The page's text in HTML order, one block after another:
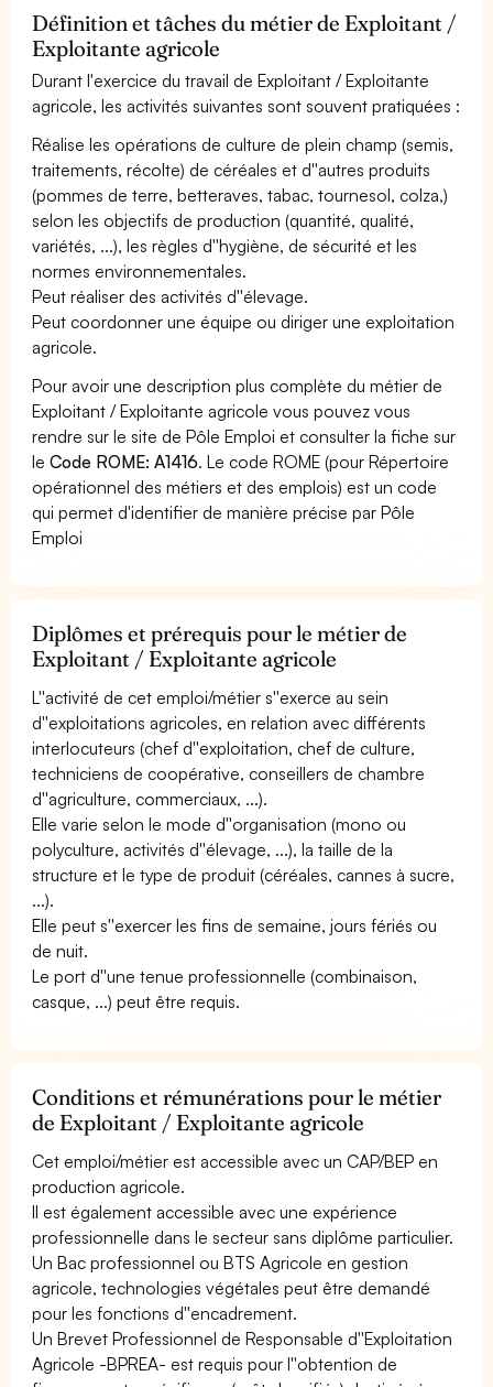
Définition et tâches du métier de Exploitant /
Exploitante agricole
Durant l'exercice du travail de Exploitant / Exploitante
agricole, les activités suivantes sont souvent pratiquées :
Réalise les opérations de culture de plein champ (semis,
traitements, récolte) de céréales et d''autres produits
(pommes de terre, betteraves, tabac, tournesol, colza,)
selon les objectifs de production (quantité, qualité,
variétés, ...), les règles d''hygiène, de sécurité et les
normes environnementales.
Peut réaliser des activités d''élevage.
Peut coordonner une équipe ou diriger une exploitation
agricole.
Pour avoir une description plus complète du métier de
Exploitant / Exploitante agricole vous pouvez vous
rendre sur le site de Pôle Emploi et consulter la fiche sur
leCode ROME: A1416. Le code ROME (pour Répertoire
opérationnel des métiers et des emplois) est un code
qui permet d'identifier de manière précise par Pôle
Emploi
Diplômes et prérequis pour le métier de
Exploitant / Exploitante agricole
L''activité de cet emploi/métier s''exerce au sein
d''exploitations agricoles, en relation avec différents
interlocuteurs (chef d''exploitation, chef de culture,
techniciens de coopérative, conseillers de chambre
d''agriculture, commerciaux, ...).
Elle varie selon le mode d''organisation (mono ou
polyculture, activités d''élevage, ...), la taille de la
structure et le type de produit (céréales, cannes à sucre,
...).
Elle peut s''exercer les fins de semaine, jours fériés ou
de nuit.
Le port d''une tenue professionnelle (combinaison,
casque, ...) peut être requis.
Conditions et rémunérations pour le métier
de Exploitant / Exploitante agricole
Cet emploi/métier est accessible avec un CAP/BEP en
production agricole.
Il est également accessible avec une expérience
professionnelle dans le secteur sans diplôme particulier.
Un Bac professionnel ou BTS Agricole en gestion
agricole, technologies végétales peut être demandé
pour les fonctions d''encadrement.
Un Brevet Professionnel de Responsable d''Exploitation
Agricole -BPREA- est requis pour l''obtention de